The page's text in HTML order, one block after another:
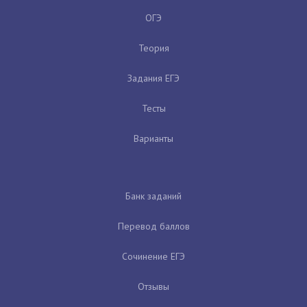
ОГЭ
Теория
Задания ЕГЭ
Тесты
Варианты
Банк заданий
Перевод баллов
Сочинение ЕГЭ
Отзывы